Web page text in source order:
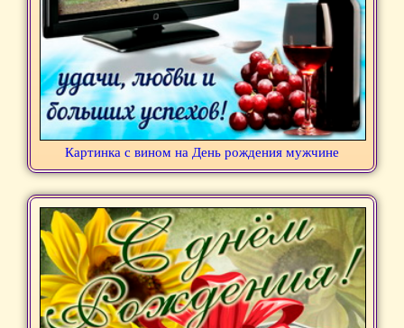
Картинка с вином на День рождения мужчине